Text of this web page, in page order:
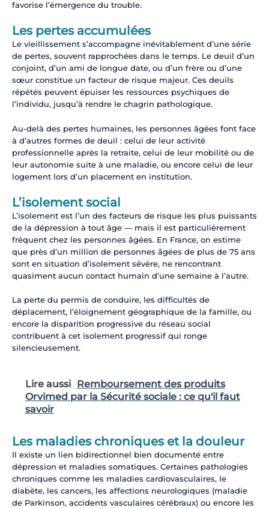
favorise l’émergence du trouble.
Les pertes accumulées
Le vieillissement s’accompagne inévitablement d’une série
de pertes, souvent rapprochées dans le temps. Le deuil d’un
conjoint, d’un ami de longue date, ou d’un frère ou d’une
sœur constitue un facteur de risque majeur. Ces deuils
répétés peuvent épuiser les ressources psychiques de
l’individu, jusqu’à rendre le chagrin pathologique.
Au-delà des pertes humaines, les personnes âgées font face
à d’autres formes de deuil : celui de leur activité
professionnelle après la retraite, celui de leur mobilité ou de
leur autonomie suite à une maladie, ou encore celui de leur
logement lors d’un placement en institution.
L’isolement social
L’isolement est l’un des facteurs de risque les plus puissants
de la dépression à tout âge — mais il est particulièrement
fréquent chez les personnes âgées. En France, on estime
que près d’un million de personnes âgées de plus de 75 ans
sont en situation d’isolement sévère, ne rencontrant
quasiment aucun contact humain d’une semaine à l’autre.
La perte du permis de conduire, les difficultés de
déplacement, l’éloignement géographique de la famille, ou
encore la disparition progressive du réseau social
contribuent à cet isolement progressif qui ronge
silencieusement.
Lire aussi Remboursement des produits
Orvimed par la Sécurité sociale : ce qu'il faut
savoir
Les maladies chroniques et la douleur
Il existe un lien bidirectionnel bien documenté entre
dépression et maladies somatiques. Certaines pathologies
chroniques comme les maladies cardiovasculaires, le
diabète, les cancers, les affections neurologiques (maladie
de Parkinson, accidents vasculaires cérébraux) ou encore les